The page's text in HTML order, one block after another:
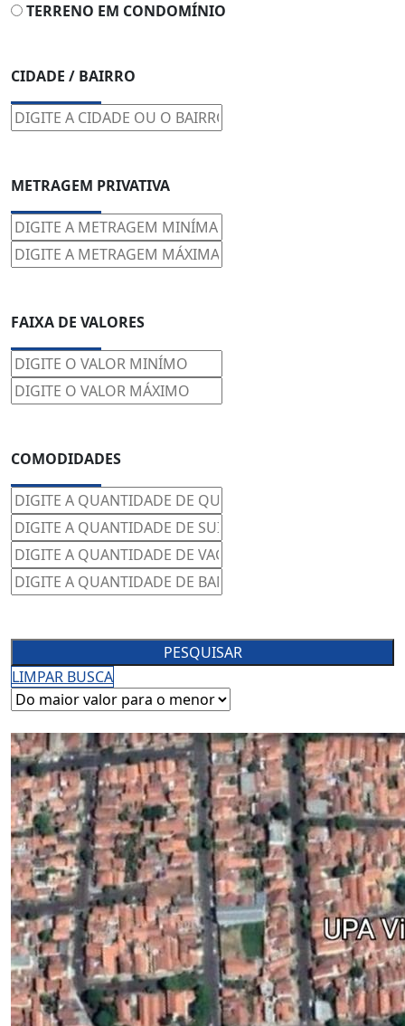
TERRENO EM CONDOMÍNIO
CIDADE / BAIRRO
METRAGEM PRIVATIVA
FAIXA DE VALORES
COMODIDADES
PESQUISAR
LIMPAR BUSCA